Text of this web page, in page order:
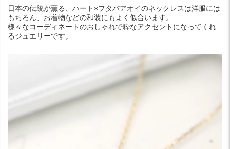
日本の伝統が薫る、ハート×フタバアオイのネックレスは洋服には
もちろん、お着物などの和装にもよく似合います。
様々なコーディネートのおしゃれで粋なアクセントになってくれ
るジュエリーです。